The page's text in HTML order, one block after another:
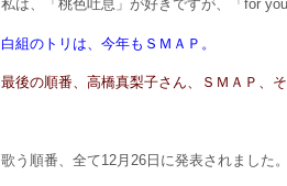
私は、「桃色吐息」が好きですが、「for
白組のトリは、今年もＳＭＡＰ。
最後の順番、高橋真梨子さん、ＳＭＡＰ、
歌う順番、全て12月26日に発表されました。